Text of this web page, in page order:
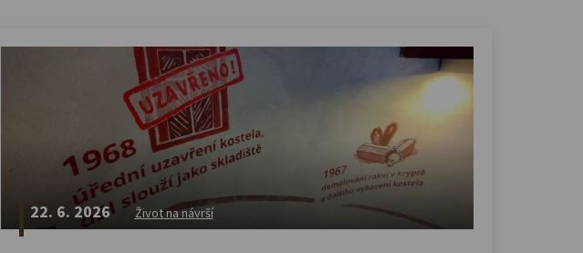
22. 6. 2026 Život na návrší